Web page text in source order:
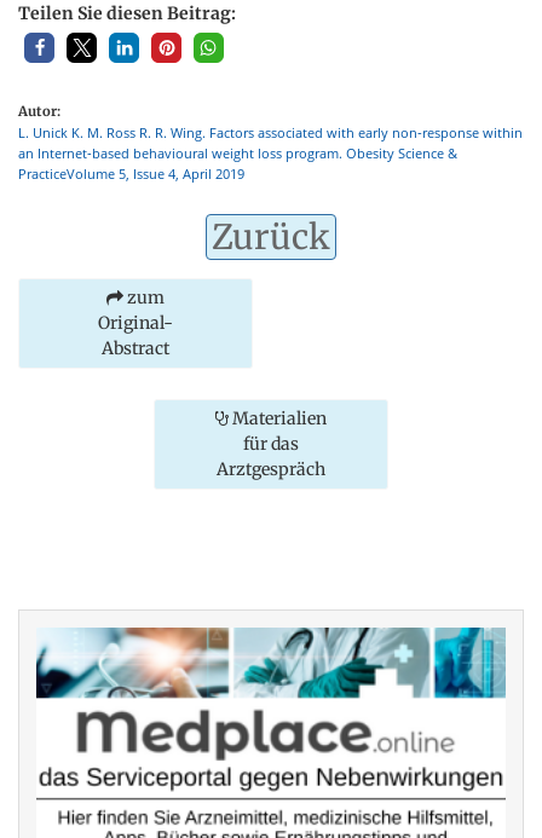
Teilen Sie diesen Beitrag:
Autor:
L. Unick K. M. Ross R. R. Wing. Factors associated with early non‐response within
an Internet‐based behavioural weight loss program. Obesity Science &
PracticeVolume 5, Issue 4, April 2019
Zurück
zum
Original-
Abstract
Materialien
für das
Arztgespräch